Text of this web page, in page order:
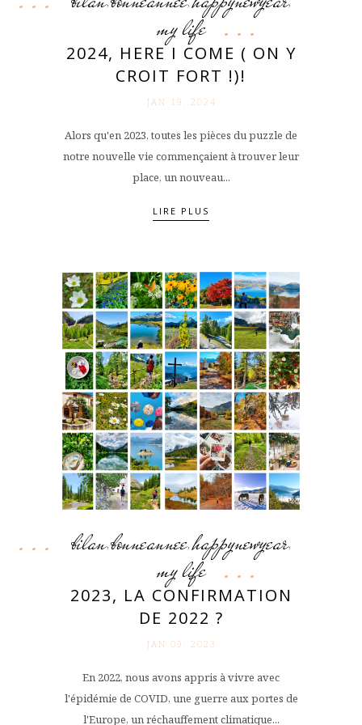
my life
2024, HERE I COME ( ON Y
CROIT FORT !)!
JAN 19. 2024
Alors qu'en 2023, toutes les pièces du puzzle de
notre nouvelle vie commençaient à trouver leur
place, un nouveau...
LIRE PLUS
bilan,bonneannee,happynewyear,
my life
2023, LA CONFIRMATION
DE 2022 ?
JAN 09. 2023
En 2022, nous avons appris à vivre avec
l'épidémie de COVID, une guerre aux portes de
l'Europe, un réchauffement climatique...